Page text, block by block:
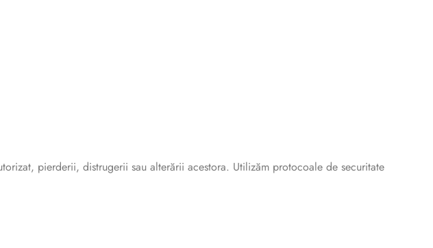
pierderii, distrugerii sau alterării acestora. Utilizăm protocoale de securitate